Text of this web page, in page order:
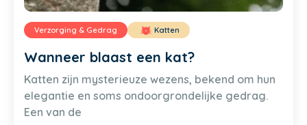
Verzorging & Gedrag Katten
Wanneer blaast een kat?
Katten zijn mysterieuze wezens, bekend om hun
elegantie en soms ondoorgrondelijke gedrag.
Een van de